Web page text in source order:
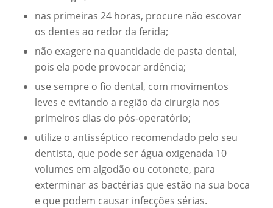
nas primeiras 24 horas, procure não escovar
os dentes ao redor da ferida;
não exagere na quantidade de pasta dental,
pois ela pode provocar ardência;
use sempre o fio dental, com movimentos
leves e evitando a região da cirurgia nos
primeiros dias do pós-operatório;
utilize o antisséptico recomendado pelo seu
dentista, que pode ser água oxigenada 10
volumes em algodão ou cotonete, para
exterminar as bactérias que estão na sua boca
e que podem causar infecções sérias.